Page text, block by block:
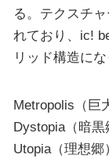
る。テクスチ
れており、ic!
リッド構造にな
Metropolis（巨
Dystopia（暗黒
Utopia（理想郷）